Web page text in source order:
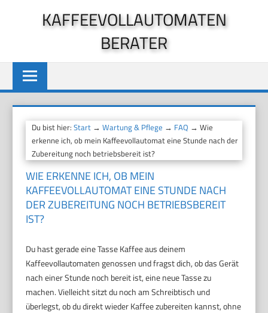
KAFFEEVOLLAUTOMATEN
BERATER
Du bist hier:Start →Wartung & Pflege → FAQ → Wie
erkenne ich, ob mein Kaffeevollautomat eine Stunde nach der
Zubereitung noch betriebsbereit ist?
WIE ERKENNE ICH, OB MEIN
KAFFEEVOLLAUTOMAT EINE STUNDE NACH
DER ZUBEREITUNG NOCH BETRIEBSBEREIT
IST?
Du hast gerade eine Tasse Kaffee aus deinem
Kaffeevollautomaten genossen und fragst dich, ob das Gerät
nach einer Stunde noch bereit ist, eine neue Tasse zu
machen. Vielleicht sitzt du noch am Schreibtisch und
überlegst, ob du direkt wieder Kaffee zubereiten kannst, ohne